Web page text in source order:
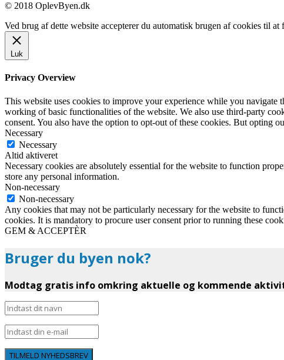
© 2018 OplevByen.dk
Ved brug af dette website accepterer du automatisk brugen af cookies til at
Luk
Privacy Overview
This website uses cookies to improve your experience while you navigate
working of basic functionalities of the website. We also use third-party
consent. You also have the option to opt-out of these cookies. But opting
Necessary
Necessary
Altid aktiveret
Necessary cookies are absolutely essential for the website to function
store any personal information.
Non-necessary
Non-necessary
Any cookies that may not be particularly necessary for the website to
cookies. It is mandatory to procure user consent prior to running these
GEM & ACCEPTÈR
Bruger du byen nok?
Modtag gratis info omkring aktuelle og kommende
TILMELD NYHEDSBREV